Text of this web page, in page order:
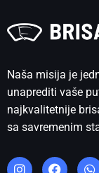
Naša misija je
unaprediti vaše
najkvalitetnije
sa savremenim
n
a
h